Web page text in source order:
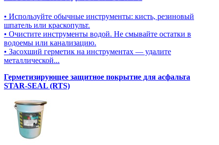
• Используйте обычные инструменты: кисть, резиновый
шпатель или краскопульт.
• Очистите инструменты водой. Не смывайте остатки в
водоемы или канализацию.
• Засохший герметик на инструментах — удалите
металлической...
Герметизирующее защитное покрытие для асфальта
STAR-SEAL (RTS)